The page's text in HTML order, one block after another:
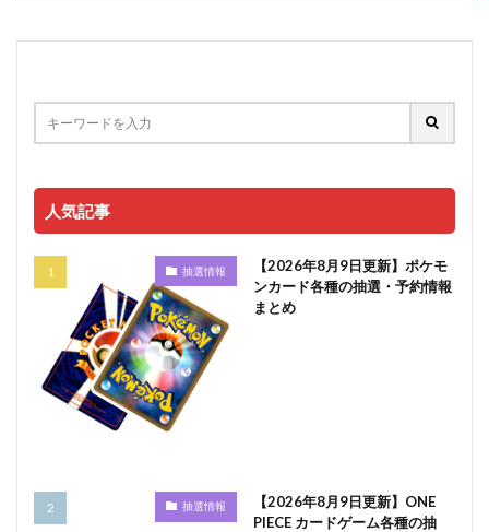
人気記事
抽選情報
【2026年8月9日更新】ポケモ
ンカード各種の抽選・予約情報
まとめ
抽選情報
【2026年8月9日更新】ONE
PIECE カードゲーム各種の抽